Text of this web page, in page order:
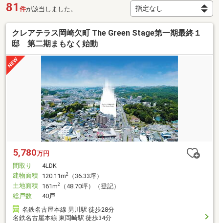
81 件が該当しました。
クレアテラス岡崎欠町 The Green Stage第一期最終１
邸 第二期まもなく始動
5,780万円
間取り
4LDK
建物面積 120.11m2
（36.33坪）
土地面積 161m2
（48.70坪）（登記）
総戸数
40戸
名鉄名古屋本線 男川駅 徒歩28分
名鉄名古屋本線 東岡崎駅 徒歩34分